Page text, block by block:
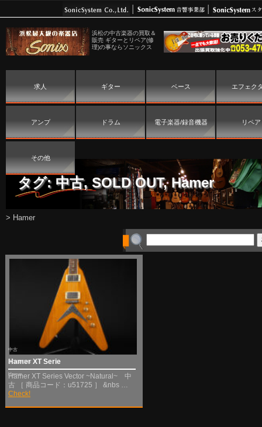
浜松の中古楽器の買取＆
販売 ギターとリペア(修
理)の事ならソニックス
求人 ギター ベース エフェク
アンプ ドラム 電子楽器/録音機器 リペア
その他
タグ: 中古, SOLD OUT,Hamer
> Hamer
Hamer XT Serie
中古
SOLD OUT
Hamer
Hamer XT Series Vector ~Natural~ 中
古 ［ 商品コード：u51725 ］ &nbs …
Check!